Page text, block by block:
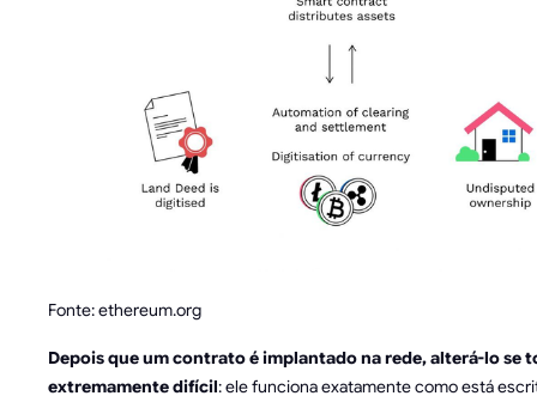
Fonte: ethereum.org
Depois que um contrato é implantado na rede, alterá-lo se
extremamente difícil: ele funciona exatamente como está